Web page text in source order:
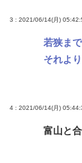
3 : 2021/06/14(月)
若狭ま
それよ
4 : 2021/06/14(月)
富山と